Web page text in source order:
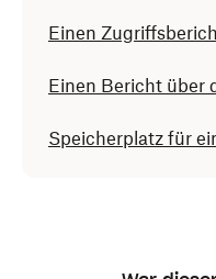
Einen
Einen Bericht über
Speicherplatz für